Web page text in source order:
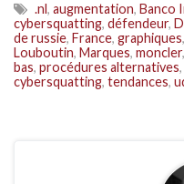
.nl, augmentation, Banco
cybersquatting, défendeur,
de russie, France, graphiques,
Louboutin, Marques, moncler,
bas, procédures alternatives,
cybersquatting, tendances,